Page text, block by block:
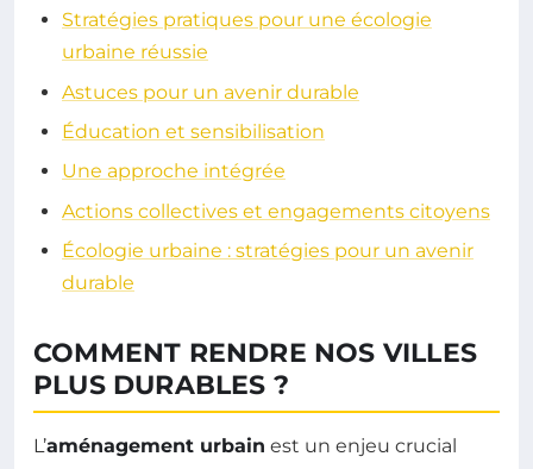
Stratégies pratiques pour une écologie
urbaine réussie
Astuces pour un avenir durable
Éducation et sensibilisation
Une approche intégrée
Actions collectives et engagements citoyens
Écologie urbaine : stratégies pour un avenir
durable
COMMENT RENDRE NOS VILLES
PLUS DURABLES ?
L’aménagement urbain est un enjeu crucial